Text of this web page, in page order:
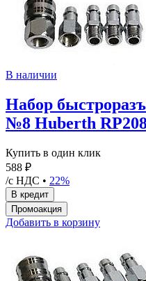
В наличии
Набор
№8 Huberth
Купить в один клик
588 ₽
/с НДС • 22%
Добавить в корзину